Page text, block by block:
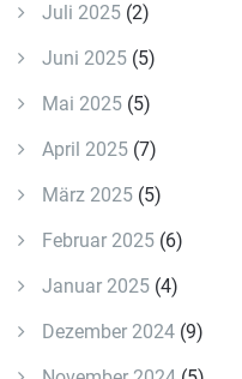
Juli 2025 (2)
Juni 2025 (5)
Mai 2025 (5)
April 2025 (7)
März 2025 (5)
Februar 2025 (6)
Januar 2025 (4)
Dezember 2024 (9)